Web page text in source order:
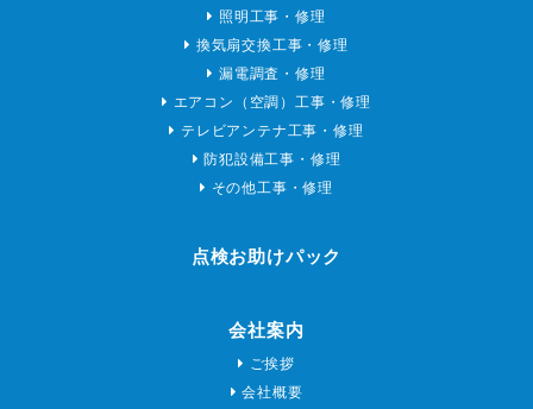
照明工事・修理
換気扇交換工事・修理
漏電調査・修理
エアコン（空調）工事・修理
テレビアンテナ工事・修理
防犯設備工事・修理
その他工事・修理
点検お助けパック
会社案内
ご挨拶
会社概要